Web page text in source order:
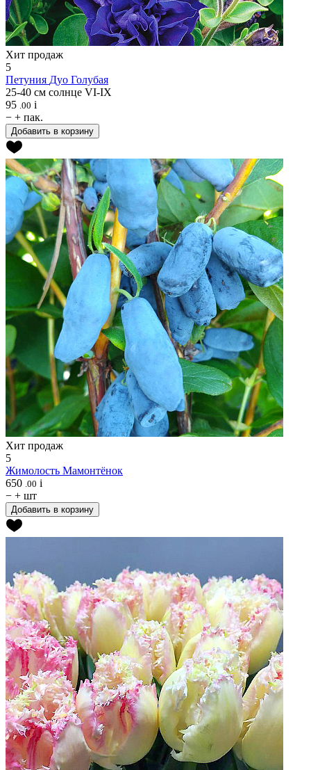
Хит продаж
5
Петуния Дуо Голубая
25-40 см солнце VI-IX
95 .00 i
− + пак.
Добавить в корзину
Хит продаж
5
Жимолость Мамонтёнок
650 .00 i
− + шт
Добавить в корзину